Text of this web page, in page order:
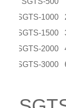
SGTS-1000
SGTS-1500
SGTS-2000
SGTS-3000